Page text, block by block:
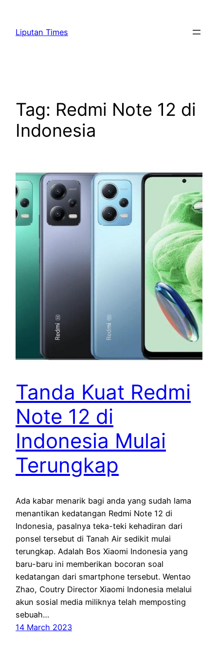
content
Liputan Times
Tag: Redmi Note 12 di
Indonesia
Tanda Kuat Redmi
Note 12 di
Indonesia Mulai
Terungkap
Ada kabar menarik bagi anda yang sudah lama
menantikan kedatangan Redmi Note 12 di
Indonesia, pasalnya teka-teki kehadiran dari
ponsel tersebut di Tanah Air sedikit mulai
terungkap. Adalah Bos Xiaomi Indonesia yang
baru-baru ini memberikan bocoran soal
kedatangan dari smartphone tersebut. Wentao
Zhao, Coutry Director Xiaomi Indonesia melalui
akun sosial media miliknya telah memposting
sebuah…
14 March 2023